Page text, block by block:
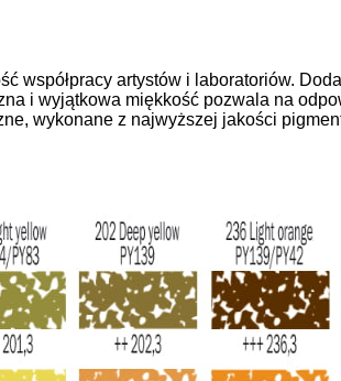
współpracy artystów i laboratoriów.
i wyjątkowa miękkość pozwala na
wykonane z najwyższej jakości